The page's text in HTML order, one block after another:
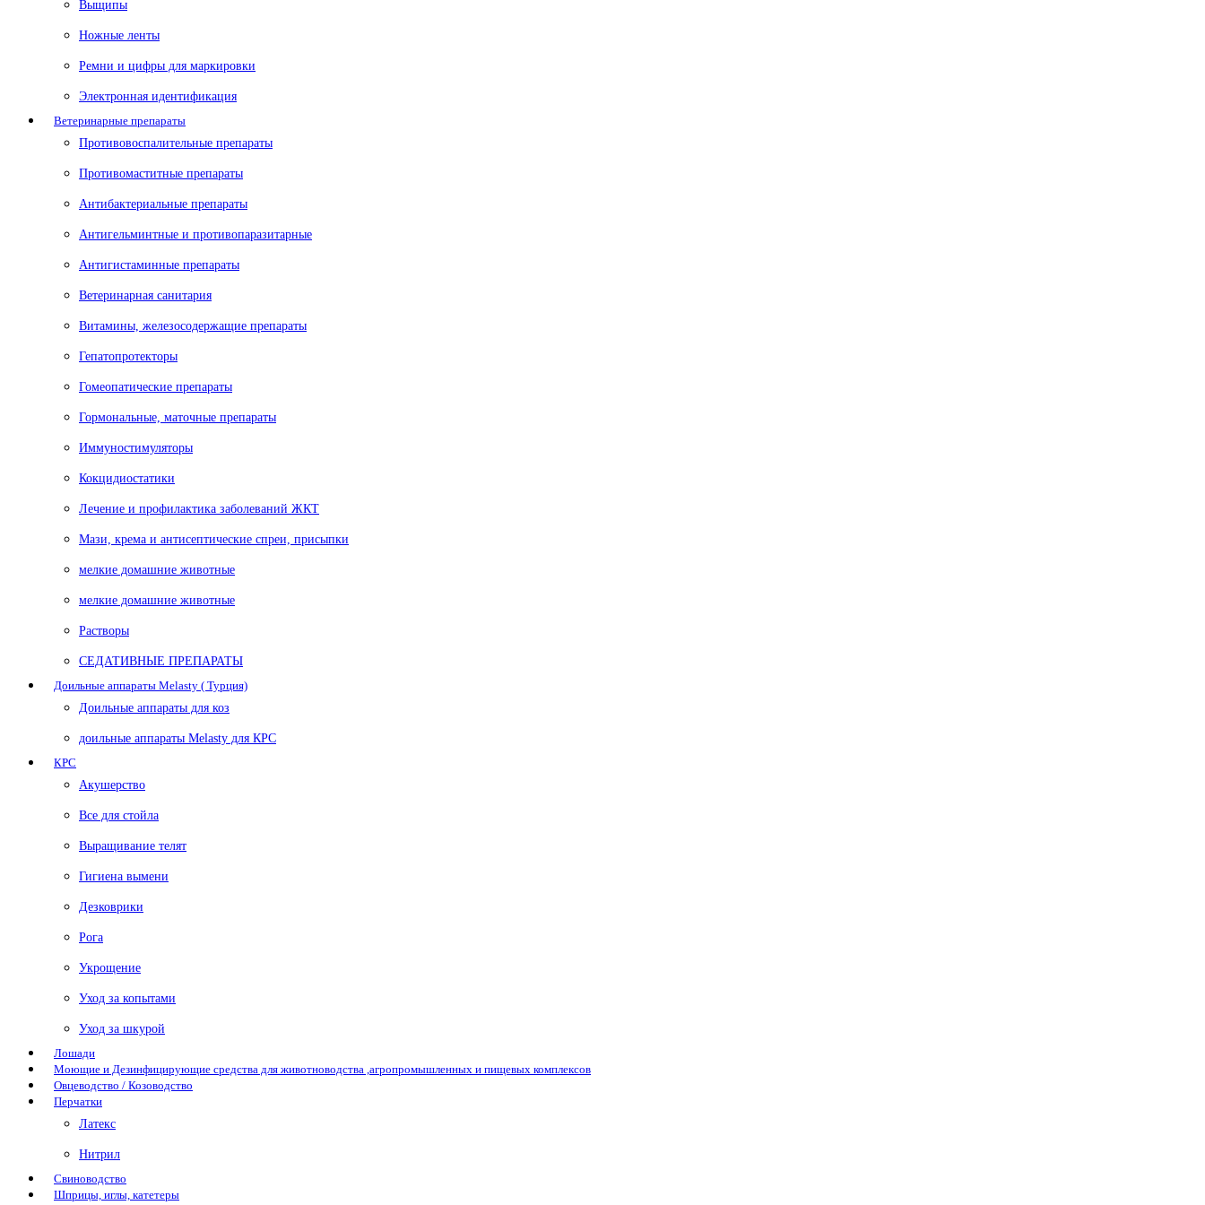
Выщипы
Ножные ленты
Ремни и цифры для маркировки
Электронная идентификация
Ветеринарные препараты
Противовоспалительные препараты
Противомаститные препараты
Антибактериальные препараты
Антигельминтные и противопаразитарные
Антигистаминные препараты
Ветеринарная санитария
Витамины, железосодержащие препараты
Гепатопротекторы
Гомеопатические препараты
Гормональные, маточные препараты
Иммуностимуляторы
Кокцидиостатики
Лечение и профилактика заболеваний ЖКТ
Мази, крема и антисептические спреи, присыпки
мелкие домашние животные
мелкие домашние животные
Растворы
СЕДАТИВНЫЕ ПРЕПАРАТЫ
Доильные аппараты Melasty ( Турция)
Доильные аппараты для коз
доильные аппараты Melasty для КРС
КРС
Акушерство
Все для стойла
Выращивание телят
Гигиена вымени
Дезковрики
Рога
Укрощение
Уход за копытами
Уход за шкурой
Лошади
Моющие и Дезинфицирующие средства для животноводства ,агропромышленных и пищевых комплексов
Овцеводство / Козоводство
Перчатки
Латекс
Нитрил
Свиноводство
Шприцы, иглы, катетеры